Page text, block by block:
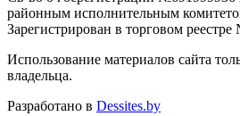
районным исполнительным
Зарегистрирован в торговом
Использование материалов сайта
владельца.
Разработано в Dessites.by